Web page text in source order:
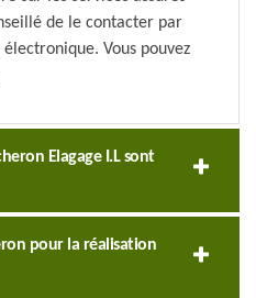
de le contacter par
Vous pouvez
Elagage I.L sont
pour la réalisation